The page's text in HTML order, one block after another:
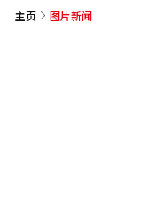
主页 图片新闻